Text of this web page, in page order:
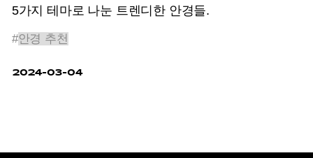
5가지 테마로 나눈 트렌디한 안경들.
#안경 추천
2024-03-04